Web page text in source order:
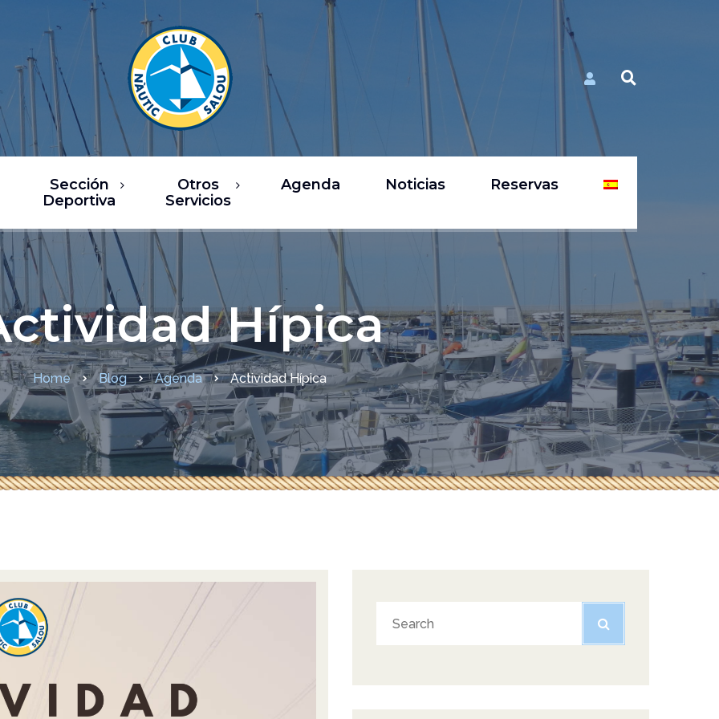
Sección
Deportiva
de Vela
Deportiva
Fitness
COVID-19
Otros
Servicios
Restaurantes
Ocio / Comercio
Chárter y actividades
náuticas
Servicios náuticos
Agenda Noticias Reservas
Hípica
Home Blog Agenda Actividad Hípica